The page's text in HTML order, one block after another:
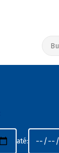
até: